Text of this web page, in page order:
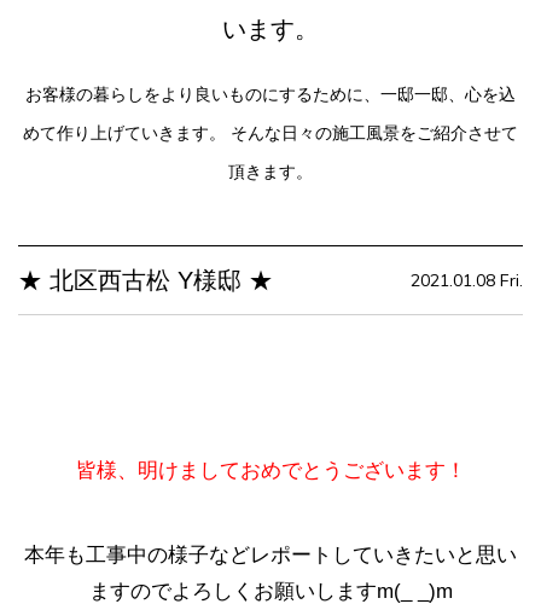
います。
お客様の暮らしをより良いものにするために、一邸一邸、心を込
めて作り上げていきます。
そんな日々の施工風景をご紹介させて
頂きます。
★ 北区西古松 Y様邸 ★ 2021.01.08 Fri.
皆様、明けましておめでとうございます！
本年も工事中の様子などレポートしていきたいと思い
ますのでよろしくお願いしますm(_ _)m